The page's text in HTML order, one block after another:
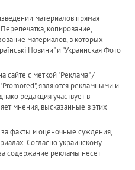
материалов прямая
копирование,
материалов, в которых
Новини" и "Украинская Фото
сайте с меткой "Реклама" /
являются рекламными и
редакция участвует в
мнения, высказанные в этих
за факты и оценочные суждения,
Согласно украинскому
содержание рекламы несет